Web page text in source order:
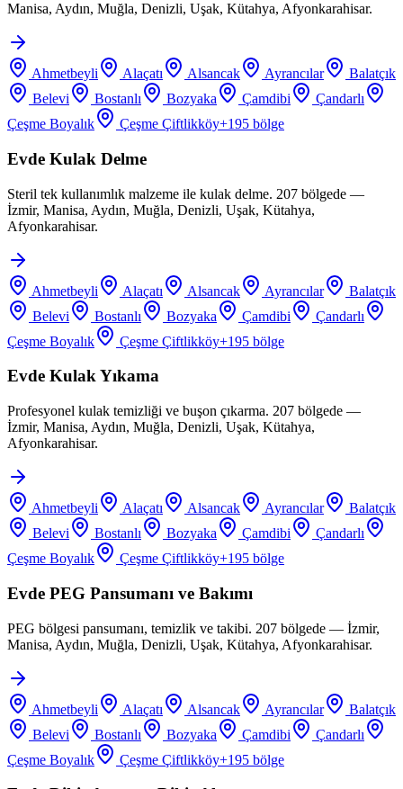
Manisa, Aydın, Muğla, Denizli, Uşak, Kütahya, Afyonkarahisar.
Ahmetbeyli Alaçatı Alsancak Ayrancılar
Balatçık
Belevi
Bostanlı Bozyaka Çamdibi
Çandarlı
Çeşme Boyalık
Çeşme Çiftlikköy+195 bölge
Evde Kulak Delme
Steril tek kullanımlık malzeme ile kulak delme. 207 bölgede —
İzmir, Manisa, Aydın, Muğla, Denizli, Uşak, Kütahya,
Afyonkarahisar.
Ahmetbeyli Alaçatı Alsancak Ayrancılar
Balatçık
Belevi
Bostanlı Bozyaka Çamdibi
Çandarlı
Çeşme Boyalık
Çeşme Çiftlikköy+195 bölge
Evde Kulak Yıkama
Profesyonel kulak temizliği ve buşon çıkarma. 207 bölgede —
İzmir, Manisa, Aydın, Muğla, Denizli, Uşak, Kütahya,
Afyonkarahisar.
Ahmetbeyli Alaçatı Alsancak Ayrancılar
Balatçık
Belevi
Bostanlı Bozyaka Çamdibi
Çandarlı
Çeşme Boyalık
Çeşme Çiftlikköy+195 bölge
Evde PEG Pansumanı ve Bakımı
PEG bölgesi pansumanı, temizlik ve takibi. 207 bölgede — İzmir,
Manisa, Aydın, Muğla, Denizli, Uşak, Kütahya, Afyonkarahisar.
Ahmetbeyli Alaçatı Alsancak Ayrancılar
Balatçık
Belevi
Bostanlı Bozyaka Çamdibi
Çandarlı
Çeşme Boyalık
Çeşme Çiftlikköy+195 bölge